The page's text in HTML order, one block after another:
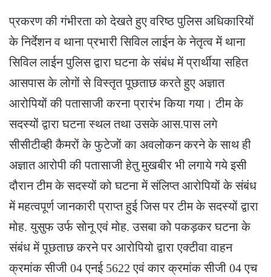
प्रकरण की गंभीरता को देखते हुए वरिष्ठ पुलिस अधिकारियों
के निर्देशन व थाना प्रभारी सिविल लाईन के नेतृत्व में थाना
सिविल लाईन पुलिस द्वारा घटना के संबंध में प्रार्थीया सहित
आसपास के लोगों से विस्तृत पूछताछ करते हुए अज्ञात
आरोपियों की पतासाजी करना प्रारंभ किया गया। टीम के
सदस्यों द्वारा घटना स्थल तथा उसके आस.पास लगे
सीसीटीव्ही कैमरों के फुटेजों का अवलोकन करने के साथ ही
अज्ञात आरोपी की पतासाजी हेतु मुखबीर भी लगाये गये इसी
दौरान टीम के सदस्यों को घटना में संलिप्त आरोपियों के संबंध
में महत्वपूर्ण जानकारी प्राप्त हुई जिस पर टीम के सदस्यों द्वारा
मोह. युसुफ उर्फ सोनू एवं मोह. उसबा को पकड़कर घटना के
संबंध में पूछताछ करने पर आरोपियो द्वारा एक्टीवा वाहन
क्रमांक सीजी 04 एनई 5622 एवं कार क्रमांक सीजी 04 एच